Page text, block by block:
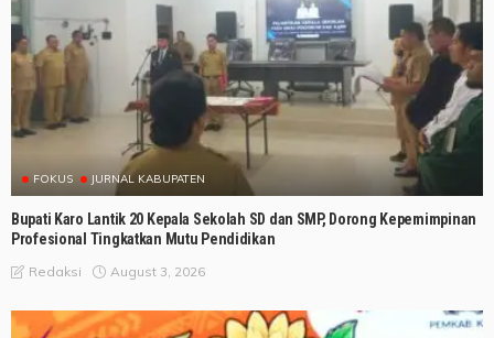
FOKUS JURNAL KABUPATEN
Bupati Karo Lantik 20 Kepala Sekolah SD dan SMP, Dorong Kepemimpinan
Profesional Tingkatkan Mutu Pendidikan
Redaksi August 3, 2026